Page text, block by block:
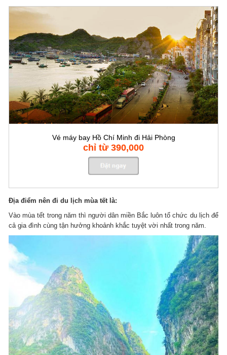
Vé máy bay Hồ Chí Minh đi Hải Phòng
chỉ từ 390,000
Địa điểm nên đi du lịch mùa tết là:
Vào mùa tết trong năm thì người dân miền Bắc luôn tổ chức du lịch để
cả gia đình cùng tận hưởng khoảnh khắc tuyệt vời nhất trong năm.